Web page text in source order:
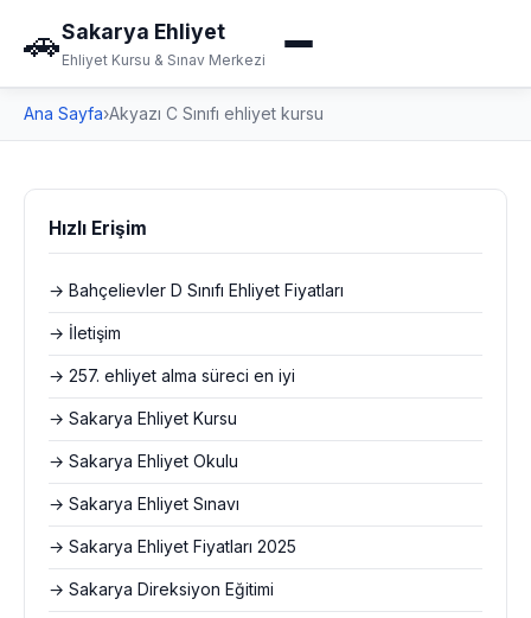
🚗Sakarya Ehliyet
Ehliyet Kursu & Sınav Merkezi
Ana Sayfa›Akyazı C Sınıfı ehliyet kursu
Hızlı Erişim
→ Bahçelievler D Sınıfı Ehliyet Fiyatları
→ İletişim
→ 257. ehliyet alma süreci en iyi
→ Sakarya Ehliyet Kursu
→ Sakarya Ehliyet Okulu
→ Sakarya Ehliyet Sınavı
→ Sakarya Ehliyet Fiyatları 2025
→ Sakarya Direksiyon Eğitimi